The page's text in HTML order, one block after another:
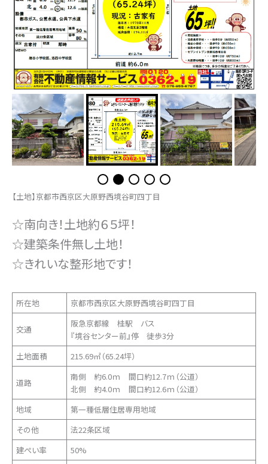
【土地】京都市西京区大原野西境谷町四丁目
☆南向き！土地約６５坪！
☆建築条件無し土地！
☆きれいな整形地です！
所在地 京都市西京区大原野西境谷町四丁目
交通
阪急京都線 桂駅 バス
『境谷センター前』停 徒歩3分
土地面積
215.69㎡（65.24坪）
道路
南側 約6.0ｍ 間口約12.7ｍ（公道）
北側 約4.0ｍ 間口約12.6ｍ（公道）
地域
第一種低層住居専用地域
その他
法22条区域
建ぺい率
50%